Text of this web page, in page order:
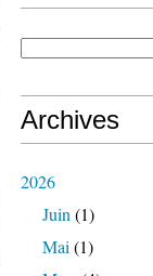
Archives
2026
Juin (1)
Mai (1)